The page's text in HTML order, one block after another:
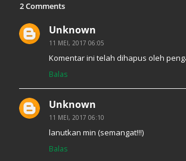
2 Comments
Unknown
11 MEI, 2017 06:05
Komentar ini telah dihapus oleh
Balas
Unknown
11 MEI, 2017 06:10
lanutkan min (semangat!!!)
Balas